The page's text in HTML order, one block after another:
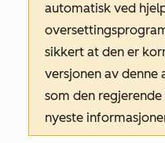
automatisk ved
sikkert at den er
versjonen av denne
som den
nyeste